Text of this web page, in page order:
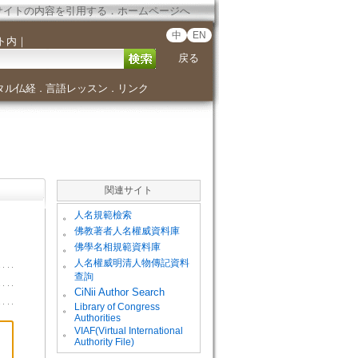
イトの内容を引用する．ホームページへ
内 ｜ 中 EN
戻る
ル仏経． 言語レッスン ． リンク
関連サイト
。 人名規範檢索
。 佛教著者人名權威資料庫
。 佛學名相規範資料庫
。
人名權威明清人物傳記資料
查詢
。
CiNii Author Search
。
Library of Congress
Authorities
。
VIAF(Virtual International
Authority File)